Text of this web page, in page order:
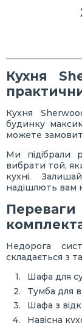
Кухня
Кухня
будинку
можете
Ми підібрали
вибрати той,
кухні.
надішлють вам
Недорога
складається з
Шафа для
Тумба для
Шафа з
Навісна